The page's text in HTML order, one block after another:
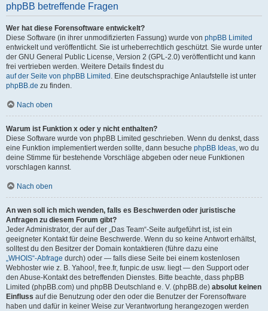
phpBB betreffende Fragen
Wer hat diese Forensoftware entwickelt?
Diese Software (in ihrer unmodifizierten Fassung) wurde von phpBB Limited
entwickelt und veröffentlicht. Sie ist urheberrechtlich geschützt. Sie wurde unter
der GNU General Public License, Version 2 (GPL-2.0) veröffentlicht und kann
frei vertrieben werden. Weitere Details findest du
auf der Seite von phpBB Limited . Eine deutschsprachige Anlaufstelle ist unter
phpBB.de zu finden.
Nach oben
Warum ist Funktion x oder y nicht enthalten?
Diese Software wurde von phpBB Limited geschrieben. Wenn du denkst, dass
eine Funktion implementiert werden sollte, dann besuche phpBB Ideas, wo du
deine Stimme für bestehende Vorschläge abgeben oder neue Funktionen
vorschlagen kannst.
Nach oben
An wen soll ich mich wenden, falls es Beschwerden oder juristische
Anfragen zu diesem Forum gibt?
Jeder Administrator, der auf der „Das Team“-Seite aufgeführt ist, ist ein
geeigneter Kontakt für deine Beschwerde. Wenn du so keine Antwort erhältst,
solltest du den Besitzer der Domain kontaktieren (führe dazu eine
„WHOIS“-Abfrage durch) oder — falls diese Seite bei einem kostenlosen
Webhoster wie z. B. Yahoo!, free.fr, funpic.de usw. liegt — den Support oder
den Abuse-Kontakt des betreffenden Dienstes. Bitte beachte, dass phpBB
Limited (phpBB.com) und phpBB Deutschland e. V. (phpBB.de) absolut keinen
Einfluss auf die Benutzung oder den oder die Benutzer der Forensoftware
haben und dafür in keiner Weise zur Verantwortung herangezogen werden